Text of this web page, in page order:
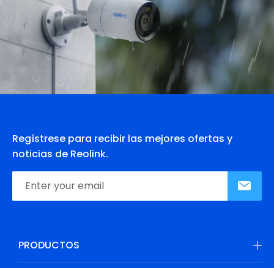
Regístrese para recibir las mejores ofertas y
noticias de Reolink.
PRODUCTOS